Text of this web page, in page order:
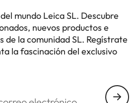
mundo Leica SL. Descubre
nuevos productos e
de la comunidad SL. Regístrate
la fascinación del exclusivo